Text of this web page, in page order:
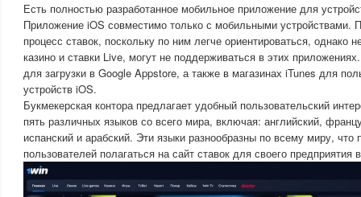
Есть полностью разработанное мобильное приложение для
Приложение iOS совместимо только с мобильными устройствами.
процесс ставок, поскольку по ним легче ориентироваться, однако
казино и ставки Live, могут не поддерживаться в этих
для загрузки в Google Appstore, а также в магазинах iTunes для
устройств iOS.
Букмекерская контора предлагает удобный пользовательский
пять различных языков со всего мира, включая: английский,
испанский и арабский. Эти языки разнообразны по всему миру, что
пользователей полагаться на сайт ставок для своего предприятия